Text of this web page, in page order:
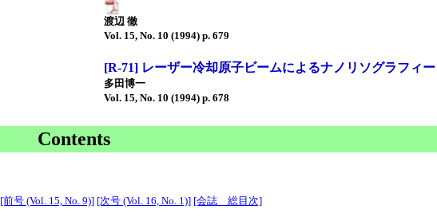
渡辺 徹
Vol. 15, No. 10 (1994) p. 679
[R-71] レーザー冷却原子ビームによるナノリソグラフィー
多田博一
Vol. 15, No. 10 (1994) p. 678
Contents
[前号 (Vol. 15, No. 9)] [次号 (Vol. 16, No. 1)] [会誌 総目次]